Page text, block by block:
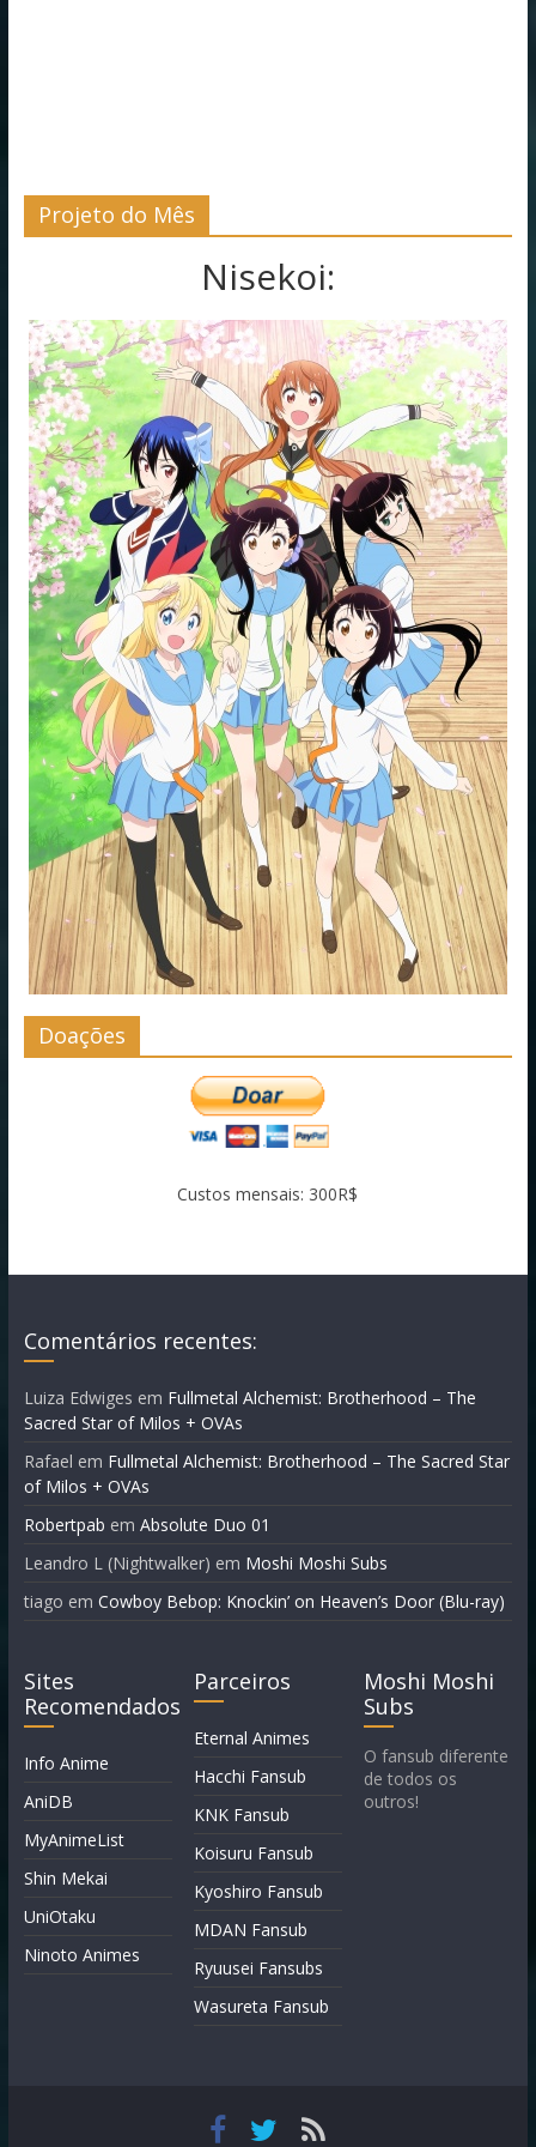
Projeto do Mês
Nisekoi:
Doações
Custos mensais: 300R$
Comentários recentes:
Luiza Edwiges em Fullmetal Alchemist: Brotherhood – The
Sacred Star of Milos + OVAs
Rafael em Fullmetal Alchemist: Brotherhood – The Sacred Star
of Milos + OVAs
Robertpab em Absolute Duo 01
Leandro L (Nightwalker) em Moshi Moshi Subs
tiago em Cowboy Bebop: Knockin’ on Heaven’s Door (Blu-ray)
Sites
Recomendados
Info Anime
AniDB
MyAnimeList
Shin Mekai
UniOtaku
Ninoto Animes
Parceiros
Eternal Animes
Hacchi Fansub
KNK Fansub
Koisuru Fansub
Kyoshiro Fansub
MDAN Fansub
Ryuusei Fansubs
Wasureta Fansub
Moshi Moshi
Subs
O fansub diferente
de todos os
outros!